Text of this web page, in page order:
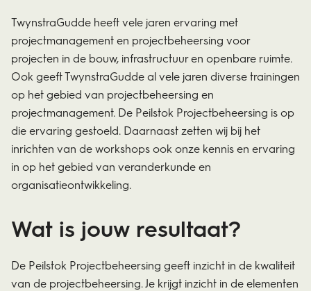
TwynstraGudde heeft vele jaren ervaring met
projectmanagement en projectbeheersing voor
projecten in de bouw, infrastructuur en openbare ruimte.
Ook geeft TwynstraGudde al vele jaren diverse trainingen
op het gebied van projectbeheersing en
projectmanagement. De Peilstok Projectbeheersing is op
die ervaring gestoeld. Daarnaast zetten wij bij het
inrichten van de workshops ook onze kennis en ervaring
in op het gebied van veranderkunde en
organisatieontwikkeling.
Wat is jouw resultaat?
De Peilstok Projectbeheersing geeft inzicht in de kwaliteit
van de projectbeheersing. Je krijgt inzicht in de elementen